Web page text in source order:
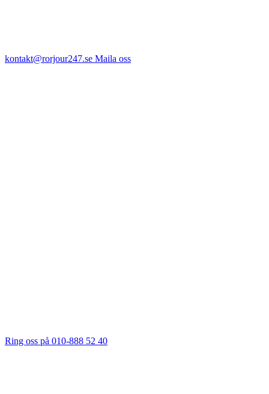
kontakt@rorjour247.se Maila oss
Ring oss på 010-888 52 40